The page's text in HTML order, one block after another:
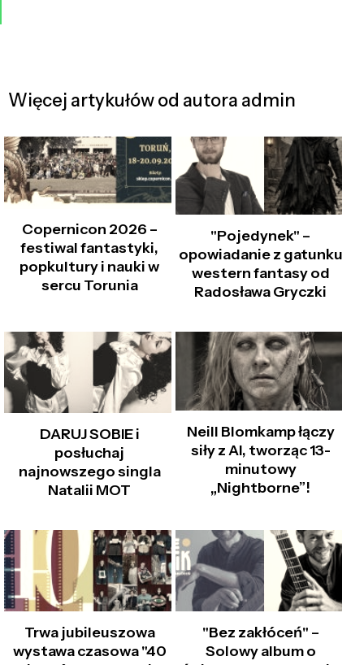
Więcej artykułów od autora admin
Copernicon 2026 –
festiwal fantastyki,
popkultury i nauki w
sercu Torunia
"Pojedynek" –
opowiadanie z gatunku
western fantasy od
Radosława Gryczki
DARUJ SOBIE i
posłuchaj
najnowszego singla
Natalii MOT
Neill Blomkamp łączy
siły z AI, tworząc 13-
minutowy
„Nightborne”!
Trwa jubileuszowa
wystawa czasowa "40
"Bez zakłóceń" –
Solowy album o